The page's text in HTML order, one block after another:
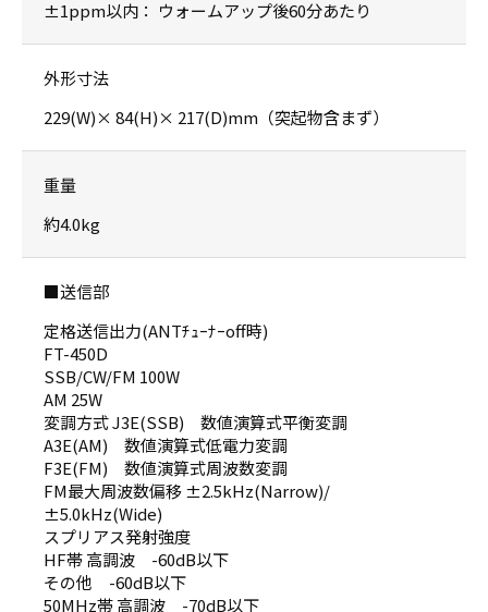
±1ppm以内： ウォームアップ後60分あたり
外形寸法
229(W)× 84(H)× 217(D)mm（突起物含まず）
重量
約4.0kg
■送信部
定格送信出力(ANTﾁｭｰﾅｰoff時)
FT-450D
SSB/CW/FM 100W
AM 25W
変調方式 J3E(SSB) 数値演算式平衡変調
A3E(AM) 数値演算式低電力変調
F3E(FM) 数値演算式周波数変調
FM最大周波数偏移 ±2.5kHz(Narrow)/
±5.0kHz(Wide)
スプリアス発射強度
HF帯 高調波 -60dB以下
その他 -60dB以下
50MHz帯 高調波 -70dB以下